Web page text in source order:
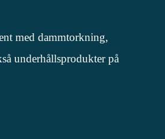
med dammtorkning,
underhållsprodukter på